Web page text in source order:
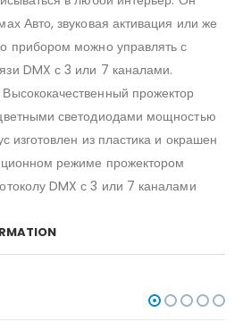
Авто, звуковая активация или же
прибором можно управлять с
DMX с 3 или 7 каналами.
прожектор
светодиодами мощностью
изготовлен из пластика и окрашен
режиме прожектором
DMX с 3 или 7 каналами